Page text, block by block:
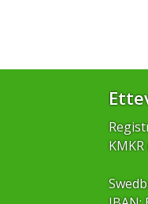
KMKR